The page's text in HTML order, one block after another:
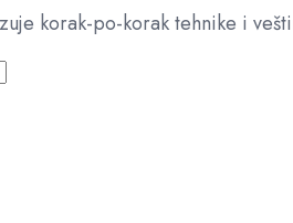
korak-po-korak tehnike i